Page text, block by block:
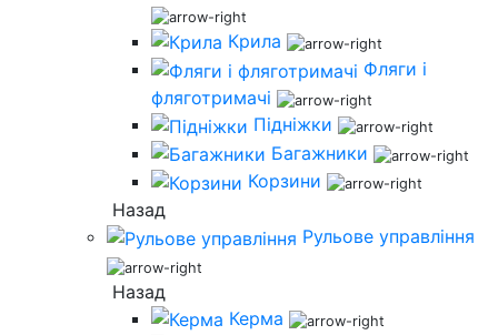
Крила
Фляги і
фляготримачі
Підніжки
Багажники
Корзини
Назад
Рульове управління
Назад
Керма